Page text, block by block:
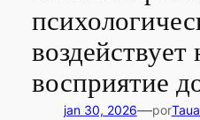
воздействует
восприятие
jan 30, 2026—por